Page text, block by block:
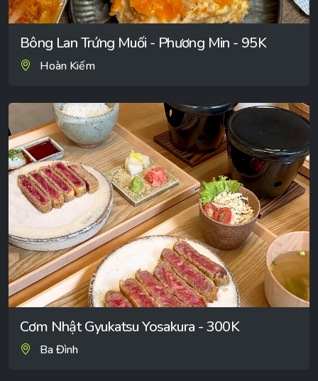
Bông Lan Trứng Muối - Phương Min - 95K
Hoàn Kiếm
Cơm Nhật Gyukatsu Yosakura - 300K
Ba Đình